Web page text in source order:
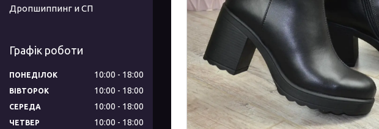
Дропшиппинг и СП
Графік роботи
ПОНЕДІЛОК 10:00 18:00
ВІВТОРОК 10:00 18:00
СЕРЕДА 10:00 18:00
ЧЕТВЕР 10:00 18:00